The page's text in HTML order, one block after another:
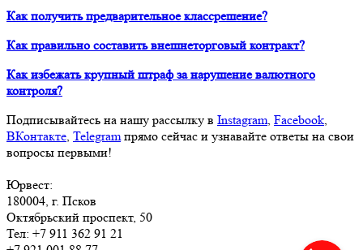
Как получить предварительное классрешение?
Как правильно составить внешнеторговый контракт?
Как избежать крупный штраф за нарушение валютного
контроля?
Подписывайтесь на нашу рассылку в Instagram, Facebook,
ВКонтакте, Telegramпрямо сейчас и узнавайте ответы на свои
вопросы первыми!
Юрвест:
180004, г. Псков
Октябрьский проспект, 50
Тел: +7 911 362 91 21